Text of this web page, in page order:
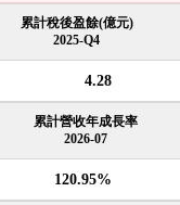
累計稅後盈餘(億元)
2025-Q4
4.28
累計營收年成長率
2026-07
120.95%